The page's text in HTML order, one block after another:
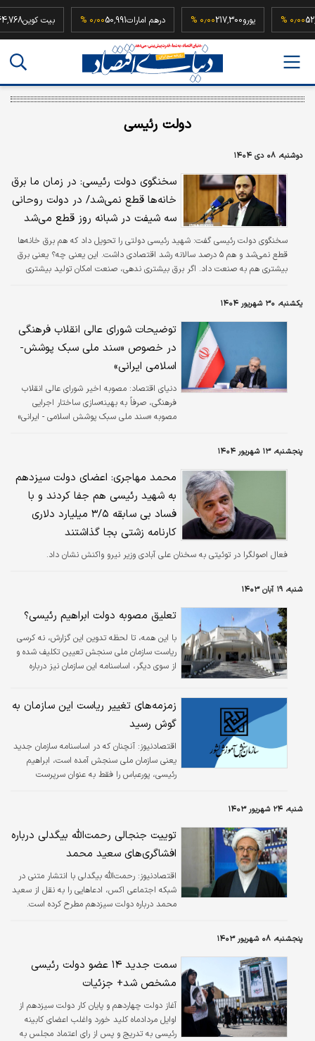
یورو217,300 درهم امارات50,991 بیت
دولت رئیسی
دوشنبه، ۰۸ دی ۱۴۰۴
سخنگوی دولت رئیسی: در زمان ما برق
خانه‌ها قطع نمی‌شد/ در دولت روحانی
سه شیفت در شبانه روز قطع می‌شد
سخنگوی دولت رئیسی گفت: شهید رئیسی دولتی را تحویل داد که هم برق خانه‌ها
قطع نمی‌شد و هم ۵ درصد سالانه رشد اقتصادی داشت. این یعنی چه؟ یعنی برق
بیشتری هم به صنعت داد. اگر برق بیشتری ندهی،‌ صنعت امکان تولید بیشتری
یکشنبه، ۳۰ شهریور ۱۴۰۴
توضیحات شورای عالی انقلاب فرهنگی
در خصوص «سند ملی سبک پوشش-
اسلامی ایرانی»
دنیای اقتصاد: مصوبه اخیر شورای عالی انقلاب
فرهنگی، صرفاً به بهینه‌سازی ساختار اجرایی
مصوبه «سند ملی سبک پوشش اسلامی - ایرانی»
نموده است.
پنجشنبه، ۱۳ شهریور ۱۴۰۴
محمد مهاجری: اعضای دولت سیزدهم
به شهید رئیسی هم جفا کردند و با
فساد بی سابقه ۳/۵ میلیارد دلاری
کارنامه زشتی بجا گذاشتند
فعال اصولگرا در توئیتی به سخنان علی آبادی وزیر نیرو واکنش نشان داد.
شنبه، ۱۹ آبان ۱۴۰۳
تعلیق مصوبه دولت ابراهیم رئیسی؟
با این همه، تا لحظه تدوین این گزارش، نه کرسی
ریاست سازمان ملی سنجش تعیین تکلیف شده و
از سوی دیگر، اساسنامه این سازمان نیز درباره
زمزمه‌های تغییر ریاست این سازمان به
گوش رسید
اقتصادنیوز: آنچنان که در اساسنامه سازمان جدید
یعنی سازمان ملی سنجش آمده است، ابراهیم
رئیسی، پورعباس را فقط به عنوان سرپرست
شنبه، ۲۴ شهریور ۱۴۰۳
توییت جنجالی رحمت‌الله بیگدلی درباره
افشاگری‌های سعید محمد
اقتصادنیوز: رحمت‌الله بیگدلی با انتشار متنی در
شبکه اجتماعی اکس، ادعاهایی را به نقل از سعید
محمد درباره دولت سیزدهم مطرح کرده است.
پنجشنبه، ۰۸ شهریور ۱۴۰۳
سمت جدید ۱۴ عضو دولت رئیسی
مشخص شد+ جزئیات
آغاز دولت چهاردهم و پایان کار دولت سیزدهم از
اوایل مردادماه کلید خورد واغلب اعضای کابینه
رئیسی به تدریج و پس از رای اعتماد مجلس به